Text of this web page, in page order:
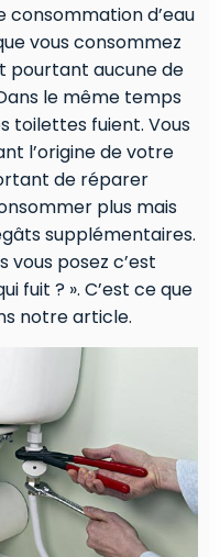
consommation d’eau
vous consommez
pourtant aucune de
le même temps
toilettes fuient. Vous
l’origine de votre
de réparer
plus mais
supplémentaires.
vous posez c’est
fuit ? ». C’est ce que
notre article.